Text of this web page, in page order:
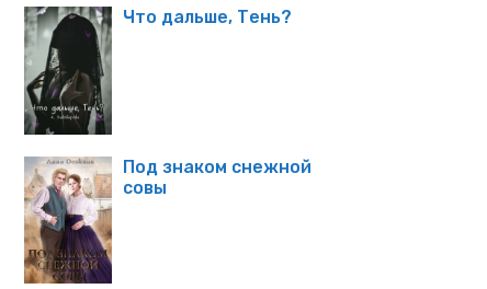
Что дальше, Тень?
Под знаком снежной
совы